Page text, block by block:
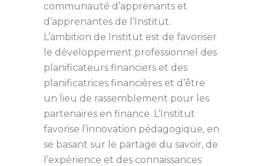
communauté d’apprenants et
d’apprenantes de l’Institut.
L’ambition de Institut est de favoriser
le développement professionnel des
planificateurs financiers et des
planificatrices financières et d’être
un lieu de rassemblement pour les
partenaires en finance. L’Institut
favorise l’innovation pédagogique, en
se basant sur le partage du savoir, de
l’expérience et des connaissances